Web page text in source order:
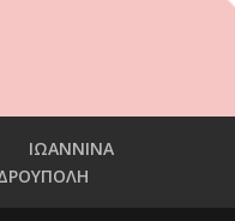
ΙΩΑΝΝΙΝΑ